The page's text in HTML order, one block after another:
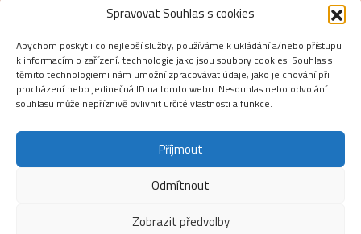
Spravovat Souhlas s cookies
Abychom poskytli co nejlepší služby, používáme k ukládání a/nebo přístupu
k informacím o zařízení, technologie jako jsou soubory cookies. Souhlas s
těmito technologiemi nám umožní zpracovávat údaje, jako je chování při
procházení nebo jedinečná ID na tomto webu. Nesouhlas nebo odvolání
souhlasu může nepříznivě ovlivnit určité vlastnosti a funkce.
Příjmout
Odmítnout
Zobrazit předvolby
Prohlášení o ochraně osobních údajů
Kontakty
+420 731 125 800
info@peklak.cz
Pod Jelenicí 653, 56002 Česká Třebová
SLEDUJTE NÁS NA SÍTÍCH